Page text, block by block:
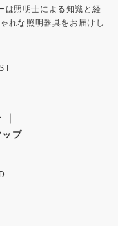
は照明士による知識と経
れな照明器具をお届けし
｜
ップ